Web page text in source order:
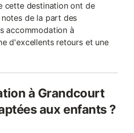
cette destination ont de
de la part des
accommodation à
d'excellents retours et une
à Grandcourt
aux enfants ?